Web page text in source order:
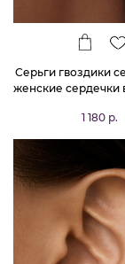
Серьги гвоздики
женские сердечки
1 180 р.